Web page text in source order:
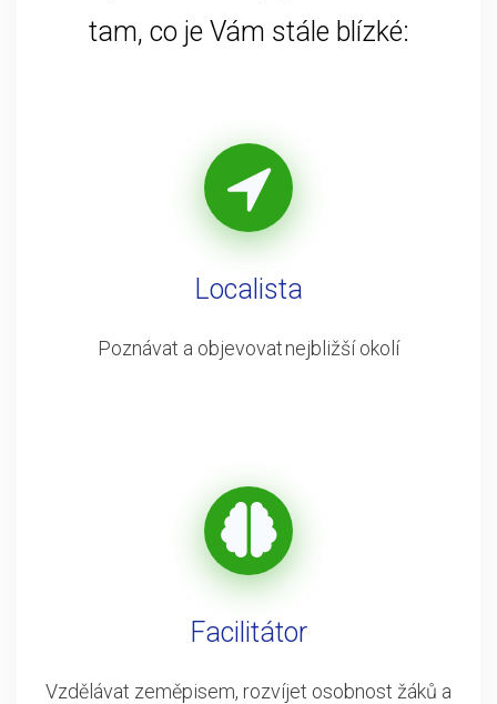
tam, co je Vám stále blízké:
Localista
Poznávat a objevovat nejbližší okolí
Facilitátor
Vzdělávat zeměpisem, rozvíjet osobnost žáků a